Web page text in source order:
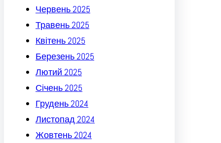
Червень 2025
Травень 2025
Квітень 2025
Березень 2025
Лютий 2025
Січень 2025
Грудень 2024
Листопад 2024
Жовтень 2024